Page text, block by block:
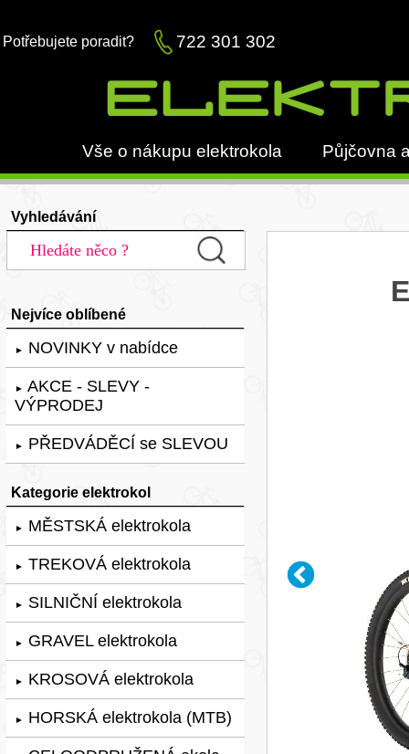
Potřebujete poradit? 722 301 302
Vše o nákupu elektrokola Půjčovna
Vyhledávání
Nejvíce oblíbené
► NOVINKY v nabídce
► AKCE - SLEVY -
VÝPRODEJ
► PŘEDVÁDĚCÍ se SLEVOU
Kategorie elektrokol
► MĚSTSKÁ elektrokola
► TREKOVÁ elektrokola
► SILNIČNÍ elektrokola
► GRAVEL elektrokola
► KROSOVÁ elektrokola
► HORSKÁ elektrokola (MTB)